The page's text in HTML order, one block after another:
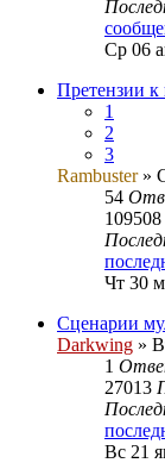
Ср 06
Претензии
1
2
3
Rambuster»
54
109508
Чт 30
Сценарии
Darkwing »
1
27013
Вс 21